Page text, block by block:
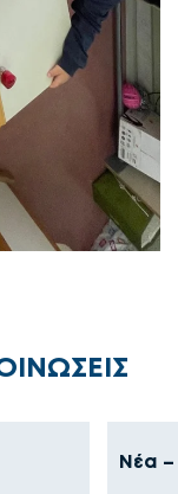
Νέα –